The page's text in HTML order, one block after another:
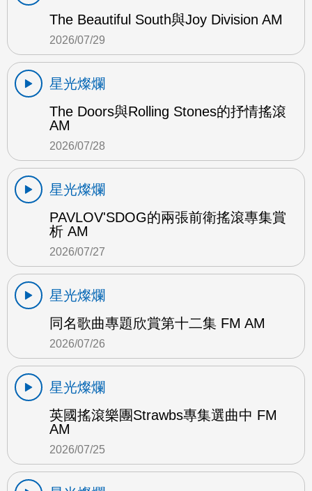
The Beautiful South與Joy Division AM
2026/07/29
星光燦爛
The Doors與Rolling Stones的抒情搖滾
AM
2026/07/28
星光燦爛
PAVLOV'SDOG的兩張前衛搖滾專集賞
析 AM
2026/07/27
星光燦爛
同名歌曲專題欣賞第十二集 FM AM
2026/07/26
星光燦爛
英國搖滾樂團Strawbs專集選曲中 FM
AM
2026/07/25